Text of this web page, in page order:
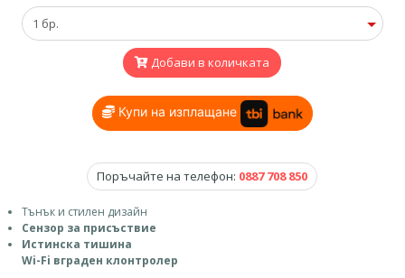
Добави в количката
Купи на изплащане
Поръчайте на телефон: 0887 708 850
Тънък и стилен дизайн
Сензор за присъствие
Истинска тишина
Wi-Fi вграден клонтролер